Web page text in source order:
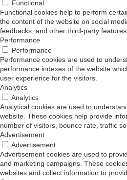
Performance
Performance
Performance cookies are used to
performance indexes of the website
user experience for the visitors.
Analytics
Analytics
Analytical cookies are used to
website. These cookies help provide
number of visitors, bounce rate, traffic
Advertisement
Advertisement
Advertisement cookies are used to
and marketing campaigns. These
websites and collect information to
Others
Others
Other uncategorized cookies are those
have not been classified into a category